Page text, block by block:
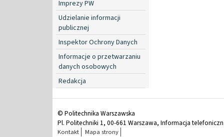
Imprezy PW
Udzielanie informacji
publicznej
Inspektor Ochrony Danych
Informacje o przetwarzaniu
danych osobowych
Redakcja
© Politechnika Warszawska
Pl. Politechniki 1, 00-661 Warszawa, Informacja
Kontakt Mapa strony